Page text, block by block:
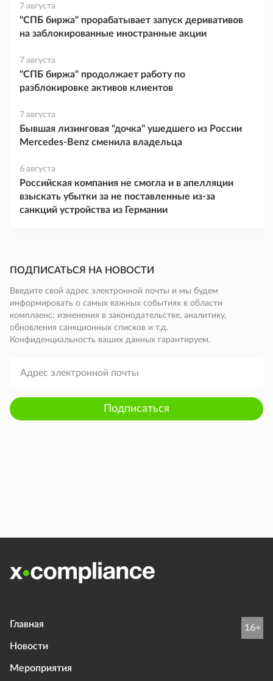
7 августа
"СПБ биржа" прорабатывает запуск деривативов
на заблокированные иностранные акции
7 августа
"СПБ биржа" продолжает работу по
разблокировке активов клиентов
7 августа
Бывшая лизинговая "дочка" ушедшего из России
Mercedes-Benz сменила владельца
6 августа
Российская компания не смогла и в апелляции
взыскать убытки за не поставленные из-за
санкций устройства из Германии
ПОДПИСАТЬСЯ НА НОВОСТИ
Введите свой адрес электронной почты и мы будем
информировать о самых важных событиях в области
комплаенс: изменения в законодательстве, аналитику,
обновления санкционных списков и т.д.
Конфиденциальность ваших данных гарантируем.
Подписаться
Главная
Новости
Мероприятия
16+